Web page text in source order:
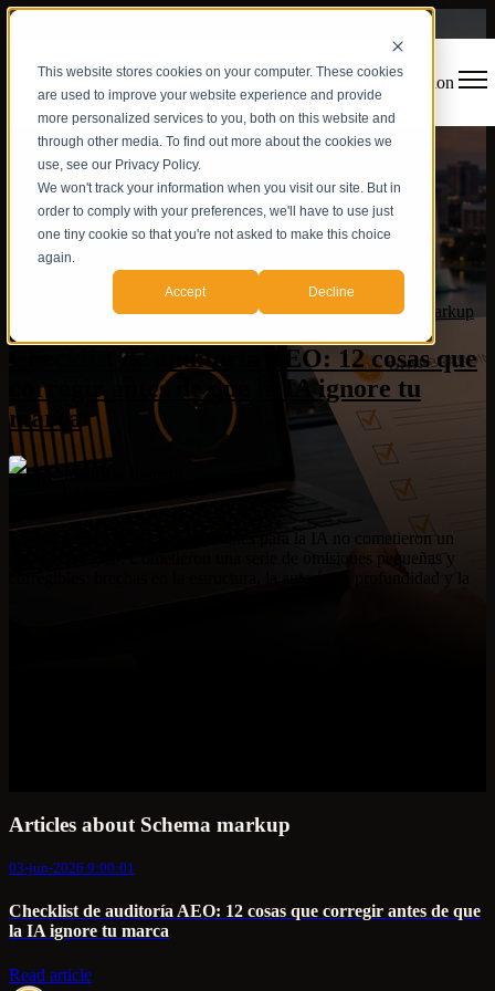
This website stores cookies on your computer. These cookies
are used to improve your website experience and provide
more personalized services to you, both on this website and
through other media. To find out more about the cookies we
use, see our Privacy Policy.
We won't track your information when you visit our site. But in
order to comply with your preferences, we'll have to use just
one tiny cookie so that you're not asked to make this choice
again.
Accept Decline
Open main navigation
Arquitectura de Autoridad,
Autoridad de Marca, IA, Estrategia de Contenido, Schema markup
Checklist de auditoría AEO: 12 cosas que
corregir antes de que la IA ignore tu
marca
La mayoría de las marcas invisibles para la IA no cometieron un
error estratégico. Cometieron una serie de omisiones pequeñas y
corregibles: brechas en la estructura, la autoría, la profundidad y la
Articles about Schema markup
03-jun-2026 9:00:01
Checklist de auditoría AEO: 12 cosas que corregir antes de que
la IA ignore tu marca
Read article